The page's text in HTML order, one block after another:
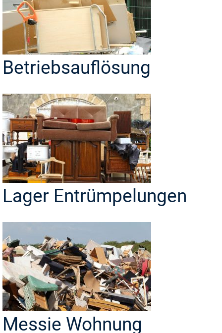
Betriebsauflösung
Lager Entrümpelungen
Messie Wohnung